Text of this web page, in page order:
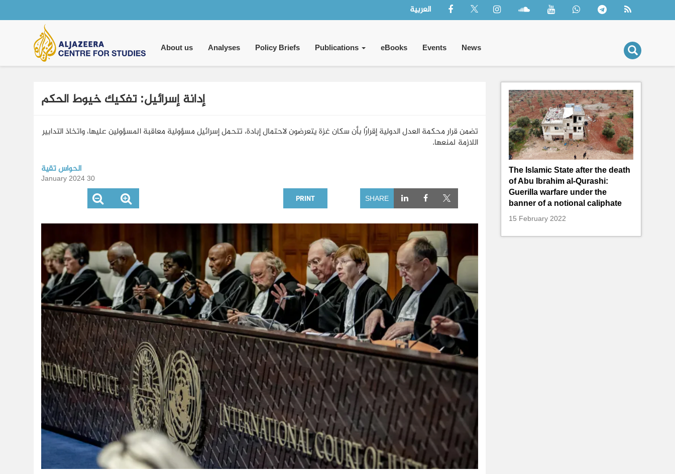
العربية
Main
navigation
About us Analyses Policy Briefs Publications eBooks Events News
إدانة إسرائيل: تفكيك خيوط الحكم
تضمن قرار محكمة العدل الدولية إقرارًا بأن سكان غزة يتعرضون لاحتمال إبادة، تتحمل إسرائيل مسؤولية معاقبة المسؤولين عليها، واتخاذ التدابير
اللازمة لمنعها.
الحواس تقية
30 January 2024
PRINT SHARE
The Islamic State after the death
of Abu Ibrahim al-Qurashi:
Guerilla warfare under the
banner of a notional caliphate
15 February 2022